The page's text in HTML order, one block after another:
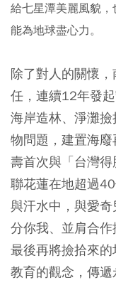
給七星潭美麗風貌
能為地球盡心力。
除了對人的關懷
任，連續12年發
海岸造林、淨灘
物問題，建置海
壽首次與「台灣
聯花蓮在地超過
與汗水中，與愛
分你我、並肩合作
最後再將撿拾來
教育的觀念，傳遞